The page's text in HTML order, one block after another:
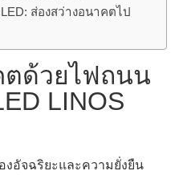
ส่องสว่างอนาคตไป
ตด้วยไฟถนน
LINOS
งอัจฉริยะและความยั่งยืน